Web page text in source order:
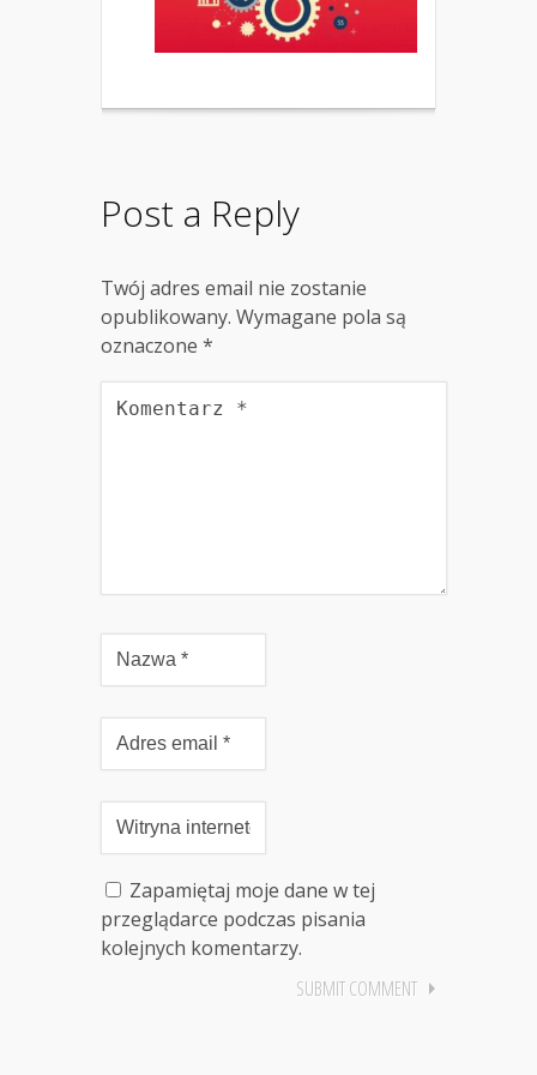
Post a Reply
Twój adres email nie zostanie
opublikowany. Wymagane pola są
oznaczone *
Zapamiętaj moje dane w tej
przeglądarce podczas pisania
kolejnych komentarzy.